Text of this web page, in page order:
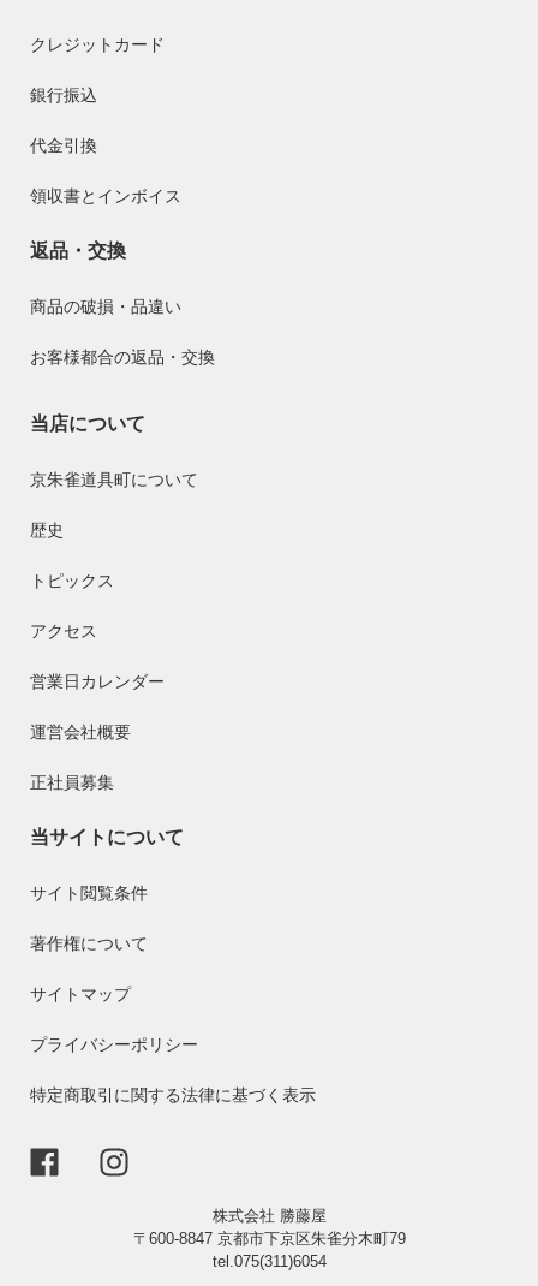
クレジットカード
銀行振込
代金引換
領収書とインボイス
返品・交換
商品の破損・品違い
お客様都合の返品・交換
当店について
京朱雀道具町について
歴史
トピックス
アクセス
営業日カレンダー
運営会社概要
正社員募集
当サイトについて
サイト閲覧条件
著作権について
サイトマップ
プライバシーポリシー
特定商取引に関する法律に基づく表示
株式会社 勝藤屋
〒600-8847 京都市下京区朱雀分木町79
tel.075(311)6054